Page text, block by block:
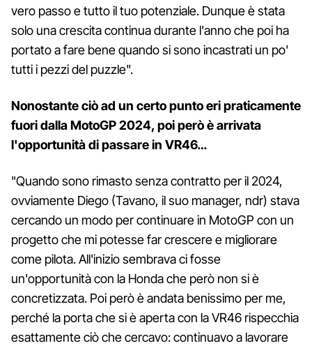
vero passo e tutto il tuo potenziale. Dunque è stata
solo una crescita continua durante l'anno che poi ha
portato a fare bene quando si sono incastrati un po'
tutti i pezzi del puzzle".
Nonostante ciò ad un certo punto eri praticamente
fuori dalla MotoGP 2024, poi però è arrivata
l'opportunità di passare in VR46…
"Quando sono rimasto senza contratto per il 2024,
ovviamente Diego (Tavano, il suo manager, ndr) stava
cercando un modo per continuare in MotoGP con un
progetto che mi potesse far crescere e migliorare
come pilota. All'inizio sembrava ci fosse
un'opportunità con la Honda che però non si è
concretizzata. Poi però è andata benissimo per me,
perché la porta che si è aperta con la VR46 rispecchia
esattamente ciò che cercavo: continuavo a lavorare